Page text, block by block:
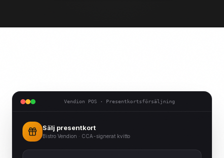
Vendion POS · Presentkortsförsäljning
Sälj presentkort
Bistro Vendion · CCA-signerat kvitto